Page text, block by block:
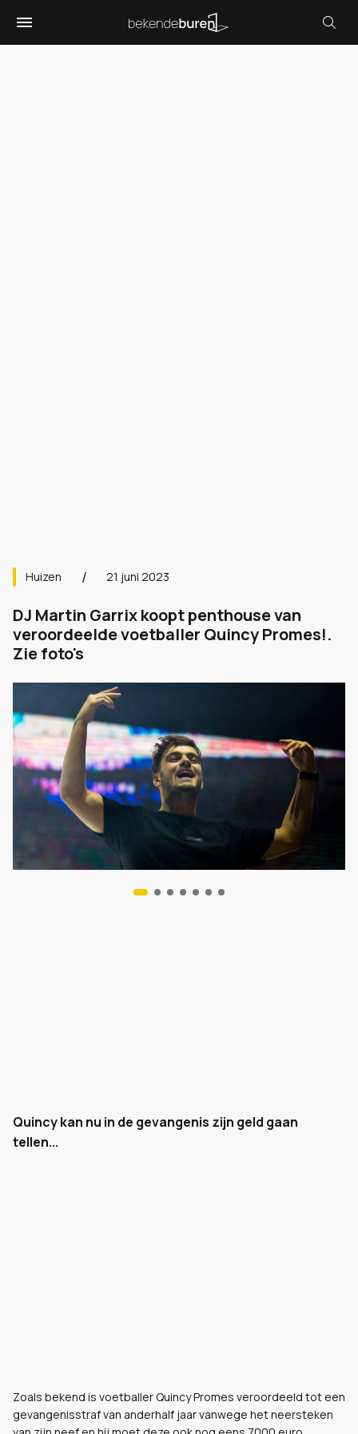
Huizen 21 juni 2023
DJ Martin Garrix koopt penthouse van
veroordeelde voetballer Quincy Promes!.
Zie foto's
Quincy kan nu in de gevangenis zijn geld gaan
tellen...
Zoals bekend is voetballer Quincy Promes veroordeeld tot een
gevangenisstraf van anderhalf jaar vanwege het neersteken